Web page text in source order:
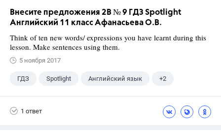
Внесите предложения 2B № 9 ГДЗ Spotlight
Английский 11 класс Афанасьева О.В.
Think of ten new words/ expressions you have learnt during this
lesson. Make sentences using them.
5 ноября 2017
ГДЗ Spotlight Английский язык +2
1 ответ